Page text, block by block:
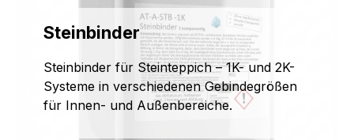
Steinbinder
Steinbinder für Steinteppich – 1K- und 2K-
Systeme in verschiedenen Gebindegrößen
für Innen- und Außenbereiche.